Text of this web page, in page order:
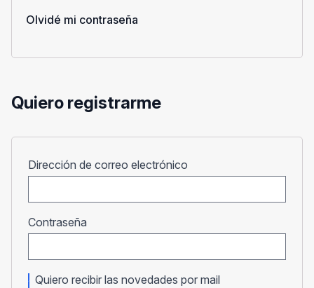
Olvidé mi contraseña
Quiero registrarme
Dirección de correo electrónico
Contraseña
Quiero recibir las novedades por mail